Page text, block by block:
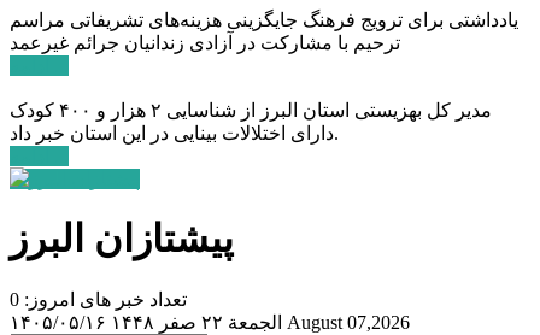
یادداشتی برای ترویج فرهنگ جایگزینی هزینه‌های تشریفاتی مراسم
ترحیم با مشارکت در آزادی زندانیان جرائم غیرعمد
مدیر کل بهزیستی استان البرز از شناسایی ۲ هزار و ۴۰۰ کودک
دارای اختلالات بینایی در این استان خبر داد.
پیشتازان البرز
تعداد خبر های امروز: 0
۱۴۰۵/۰۵/۱۶
الجمعة ۲۲ صفر ۱۴۴۸ August 07,2026